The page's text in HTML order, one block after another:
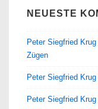
NEUESTE
Peter Siegfried Krug
Zügen
Peter Siegfried Krug
Peter Siegfried Krug